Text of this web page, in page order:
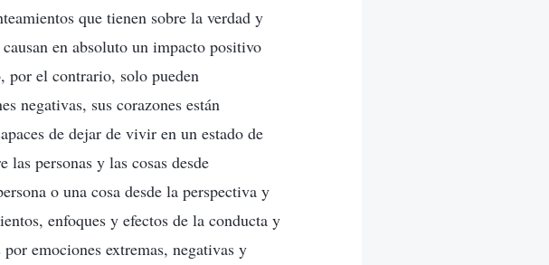
que tienen sobre la verdad y
en absoluto un impacto positivo
por el contrario, solo pueden
negativas, sus corazones están
de dejar de vivir en un estado de
personas y las cosas desde
o una cosa desde la perspectiva y
enfoques y efectos de la conducta y
emociones extremas, negativas y